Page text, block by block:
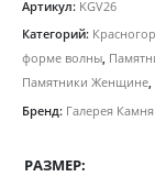
Артикул: KGV26
Категорий:
форме волны,
Памятники Женщине,
Бренд: Галерея Камня
РАЗМЕР